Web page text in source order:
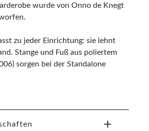
wurde von Onno de Knegt
zu jeder Einrichtung: sie lehnt
Stange und Fuß aus poliertem
sorgen bei der Standalone